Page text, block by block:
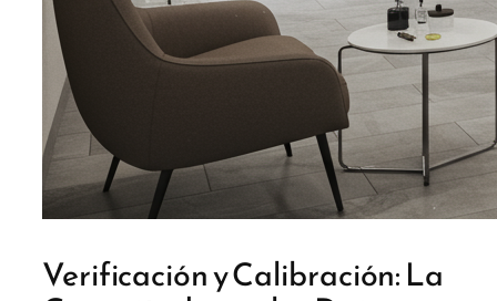
Verificación y Calibración: La